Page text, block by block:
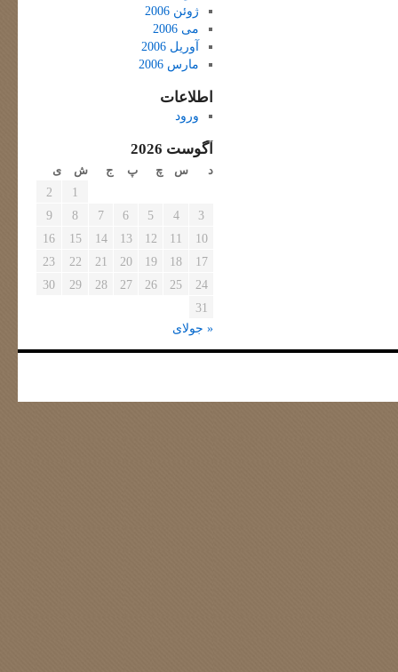
ژوئن 2006
می 2006
آوریل 2006
مارس 2006
اطلاعات
ورود
آگوست 2026
د س چ پ ج ش ی
1
2
3
4
5
6
7
8
9
10
11
12
13
14
15
16
17
18
19
20
21
22
23
24
25
26
27
28
29
30
31
« جولای